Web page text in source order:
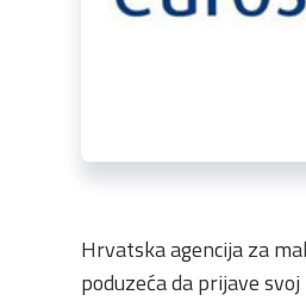
Hrvatska agencija za
poduzeća da prijave svoj